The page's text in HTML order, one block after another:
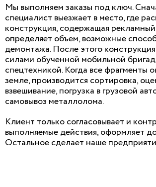
Мы выполняем заказы под ключ.
специалист выезжает в место, где
конструкция, содержащая рекламный
определяет объем, возможные
демонтажа. После этого
силами обученной мобильной
спецтехникой. Когда все фрагменты
земле, производится сортировка,
взвешивание, погрузка в грузовой
самовывоз металлолома.
Клиент только согласовывает и
выполняемые действия, оформляет
Остальное сделает наше